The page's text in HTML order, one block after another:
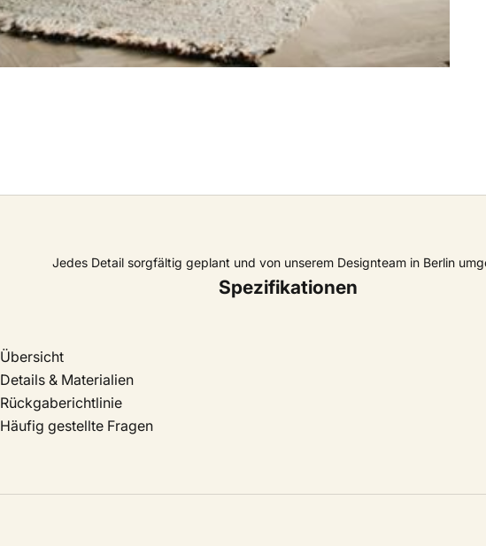
Jedes Detail sorgfältig geplant und von unserem Designteam in Berlin
Spezifikationen
Übersicht
Details & Materialien
Rückgaberichtlinie
Häufig gestellte Fragen